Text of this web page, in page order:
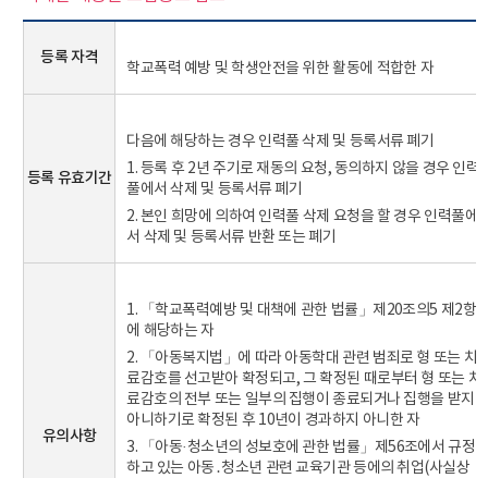
등록 자격
학교폭력 예방 및 학생안전을 위한 활동에 적합한 자
등록 유효기간
다음에 해당하는 경우 인력풀 삭제 및 등록서류 폐기
1. 등록 후 2년 주기로 재동의 요청, 동의하지 않을 경우 인력
풀에서 삭제 및 등록서류 폐기
2. 본인 희망에 의하여 인력풀 삭제 요청을 할 경우 인력풀에
서 삭제 및 등록서류 반환 또는 폐기
유의사항
1. 「학교폭력예방 및 대책에 관한 법률」제20조의5 제2항
에 해당하는 자
2. 「아동복지법」에 따라 아동학대 관련 범죄로 형 또는 치
료감호를 선고받아 확정되고, 그 확정된 때로부터 형 또는 치
료감호의 전부 또는 일부의 집행이 종료되거나 집행을 받지
아니하기로 확정된 후 10년이 경과하지 아니한 자
3. 「아동·청소년의 성보호에 관한 법률」제56조에서 규정
하고 있는 아동․청소년 관련 교육기관 등에의 취업(사실상